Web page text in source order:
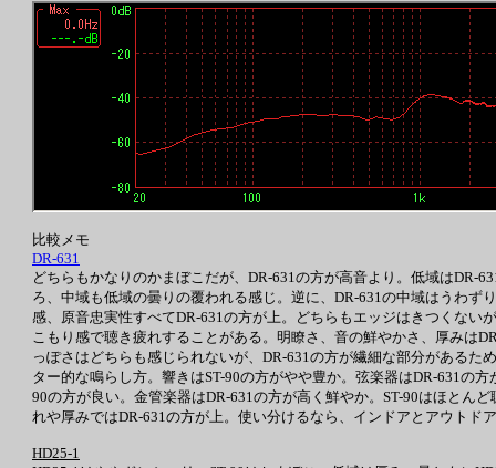
比較メモ
DR-631
どちらもかなりのかまぼこだが、DR-631の方が高音より。低域はDR-
ろ、中域も低域の曇りの覆われる感じ。逆に、DR-631の中域はうわ
感、原音忠実性すべてDR-631の方が上。どちらもエッジはきつくない
こもり感で聴き疲れすることがある。明瞭さ、音の鮮やかさ、厚みは
っぽさはどちらも感じられないが、DR-631の方が繊細な部分がある
ター的な鳴らし方。響きはST-90の方がやや豊か。弦楽器はDR-631の
90の方が良い。金管楽器はDR-631の方が高く鮮やか。ST-90はほとん
れや厚みではDR-631の方が上。使い分けるなら、インドアとアウト
HD25-1